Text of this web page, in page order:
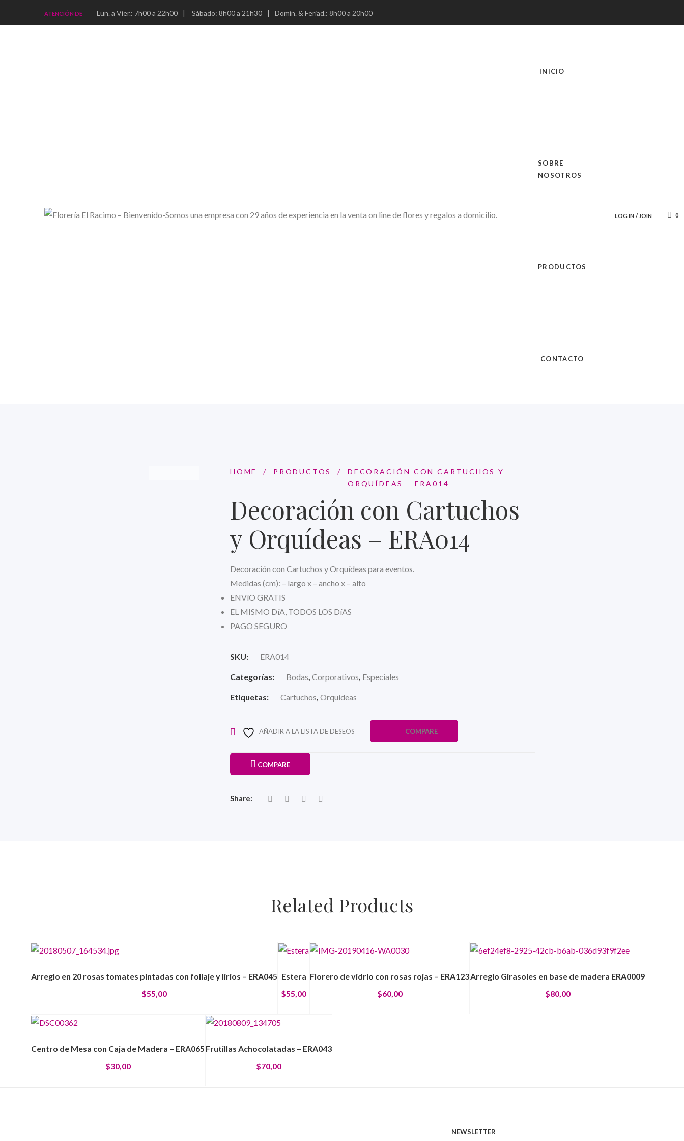
ATENCIÓN DE Lun. a Vier.: 7h00 a 22h00 | Sábado: 8h00 a 21h30 | Domin. & Feriad.: 8h00 a 20h00
INICIO
SOBRE
NOSOTROS
PRODUCTOS
CONTACTO
LOG IN /JOIN 0
HOME / PRODUCTOS /
DECORACIÓN CON CARTUCHOS Y
ORQUÍDEAS – ERA014
Decoración con Cartuchos
y Orquídeas – ERA014
Decoración con Cartuchos y Orquídeas para eventos.
Medidas (cm): – largo x – ancho x – alto
ENVíO GRATIS
EL MISMO DíA, TODOS LOS DíAS
PAGO SEGURO
SKU: ERA014
Categorías: Bodas, Corporativos, Especiales
Etiquetas: Cartuchos, Orquídeas
AÑADIR A LA LISTA DE DESEOS COMPARE
COMPARE
Share:
Related Products
Arreglo en 20 rosas tomates pintadas con follaje y lirios – ERA045
$55,00
Estera
$55,00
Florero de vidrio con rosas rojas – ERA123
$60,00
Arreglo Girasoles en base de madera ERA0009
$80,00
Centro de Mesa con Caja de Madera – ERA065
$30,00
Frutillas Achocolatadas – ERA043
$70,00
NEWSLETTER